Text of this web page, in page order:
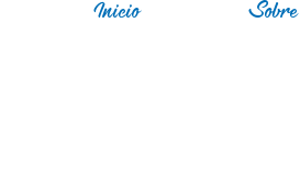
Inicio